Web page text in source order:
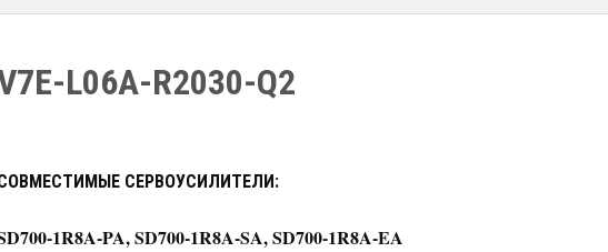
L06A-R2030-Q2
СЕРВОУСИЛИТЕЛИ:
1R8A-PA, SD700-1R8A-SA, SD700-1R8A-EA